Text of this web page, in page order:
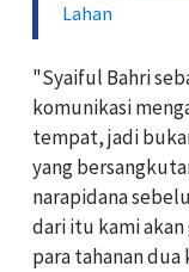
Lahan
"Syaiful Bahri
komunikasi
tempat, jadi
yang
narapidana
dari itu kami
para tahanan